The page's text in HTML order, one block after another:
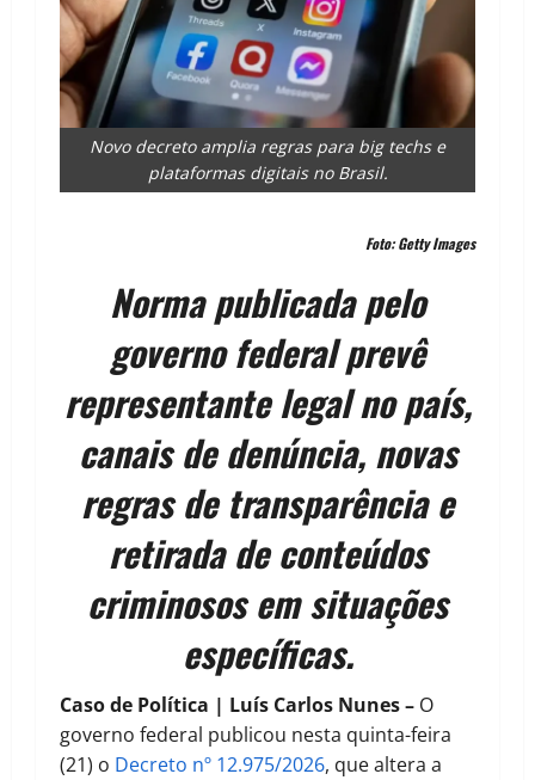
Novo decreto amplia regras para big techs e
plataformas digitais no Brasil.
Foto: Getty Images
Norma publicada pelo
governo federal prevê
representante legal no país,
canais de denúncia, novas
regras de transparência e
retirada de conteúdos
criminosos em situações
específicas.
Caso de Política | Luís Carlos Nunes – O
governo federal publicou nesta quinta-feira
(21) o Decreto nº 12.975/2026, que altera a